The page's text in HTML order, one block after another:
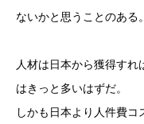
ないかと思うことのある。
人材は日本から獲得す
はきっと多いはずだ。
しかも日本より人件費コ